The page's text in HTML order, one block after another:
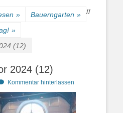
» /
Bauerngarten » /
»
(12)
2024 (12)
Kommentar hinterlassen